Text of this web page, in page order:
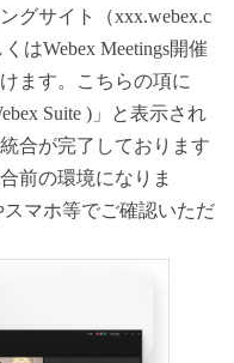
グサイト（xxx.webex.c
はWebex Meetings開催
ます。こちらの項に
Suite )」と表示され
合が完了しております
前の環境になりま
マホ等でご確認いただ